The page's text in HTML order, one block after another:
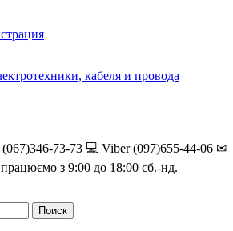
73-73 💻 Viber (097)655-44-06 ✉
працюємо з 9:00 до 18:00 сб.-нд.